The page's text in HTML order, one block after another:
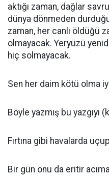
aktığı zaman, dağlar
dünya dönmeden
zaman, her canlı öldüğü
olmayacak. Yeryüzü
hiç solmayacak.
Sen her daim kötü olma
Böyle yazmış bu yazgıyı
Fırtına gibi havalarda
Bir gün onu da eritir